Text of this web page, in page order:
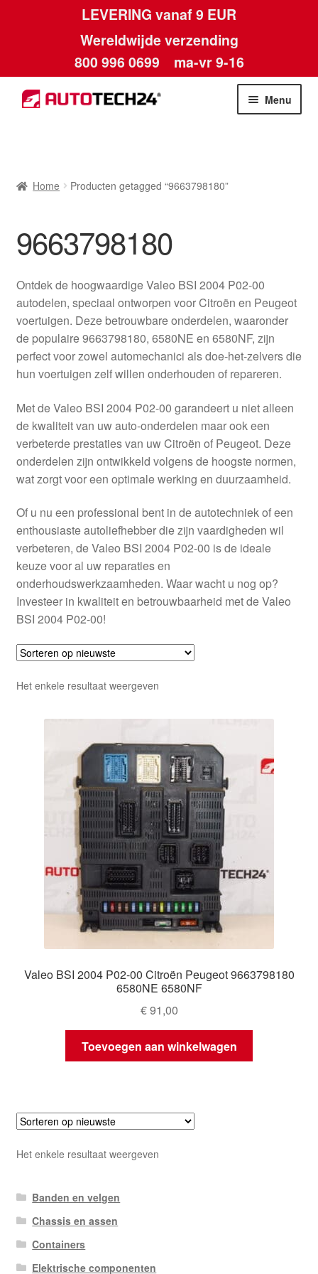
LEVERING vanaf 9 EUR
Wereldwijde verzending
800 996 0699 ma-vr 9-16
Ga
door
Ga
naar
Menu
Betalingen
Contact
Kassa
Klachten
Klachtenprocedure
Levering
Mijn account
Over ons
Privacybeleid
Wereldwijde verzending
Winkelwagen
Home Producten getagged “9663798180”
9663798180
Ontdek de hoogwaardige Valeo BSI 2004 P02-00
autodelen, speciaal ontworpen voor Citroën en Peugeot
voertuigen. Deze betrouwbare onderdelen, waaronder
de populaire 9663798180, 6580NE en 6580NF, zijn
perfect voor zowel automechanici als doe-het-zelvers die
hun voertuigen zelf willen onderhouden of repareren.
Met de Valeo BSI 2004 P02-00 garandeert u niet alleen
de kwaliteit van uw auto-onderdelen maar ook een
verbeterde prestaties van uw Citroën of Peugeot. Deze
onderdelen zijn ontwikkeld volgens de hoogste normen,
wat zorgt voor een optimale werking en duurzaamheid.
Of u nu een professional bent in de autotechniek of een
enthousiaste autoliefhebber die zijn vaardigheden wil
verbeteren, de Valeo BSI 2004 P02-00 is de ideale
keuze voor al uw reparaties en
onderhoudswerkzaamheden. Waar wacht u nog op?
Investeer in kwaliteit en betrouwbaarheid met de Valeo
BSI 2004 P02-00!
Het enkele resultaat weergeven
Valeo BSI 2004 P02-00 Citroën Peugeot 9663798180
6580NE 6580NF
€91,00
Toevoegen aan winkelwagen
Het enkele resultaat weergeven
Banden en velgen
Chassis en assen
Containers
Elektrische componenten